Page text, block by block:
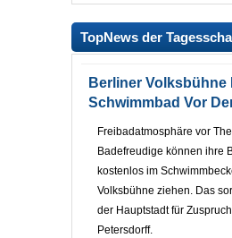
TopNews der
Berliner Volksbühne
Schwimmbad Vor
Freibadatmosphäre vor
Badefreudige können ihre
kostenlos im
Volksbühne ziehen. Das
der Hauptstadt für
Petersdorff.